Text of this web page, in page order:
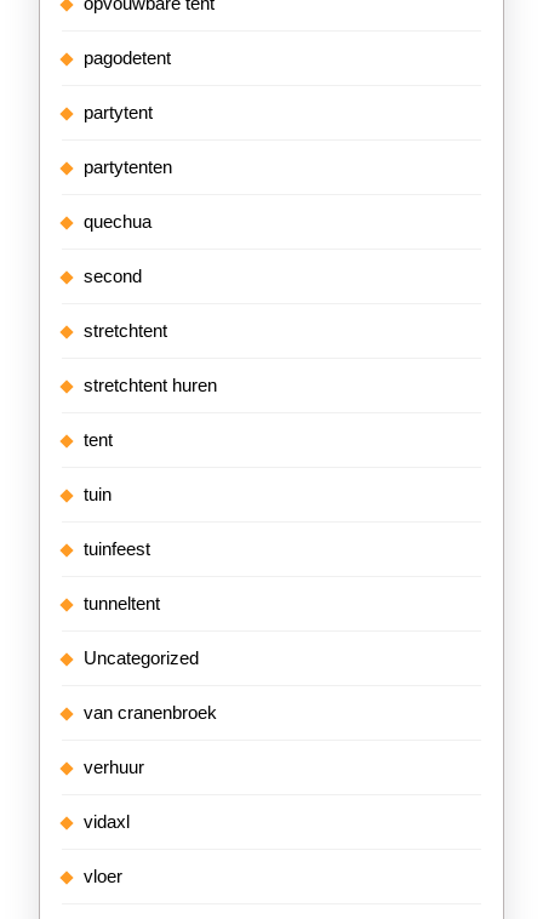
pagodetent
partytent
partytenten
quechua
second
stretchtent
stretchtent huren
tent
tuin
tuinfeest
tunneltent
Uncategorized
van cranenbroek
verhuur
vidaxl
vloer